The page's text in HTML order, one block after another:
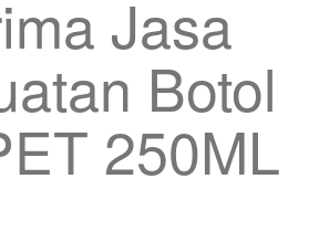
Jasa
Botol
250ML